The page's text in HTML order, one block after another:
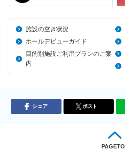
施設の空き状況
ホールデビューガイド
目的別施設ご利用プランのご案
内
シェア ポスト